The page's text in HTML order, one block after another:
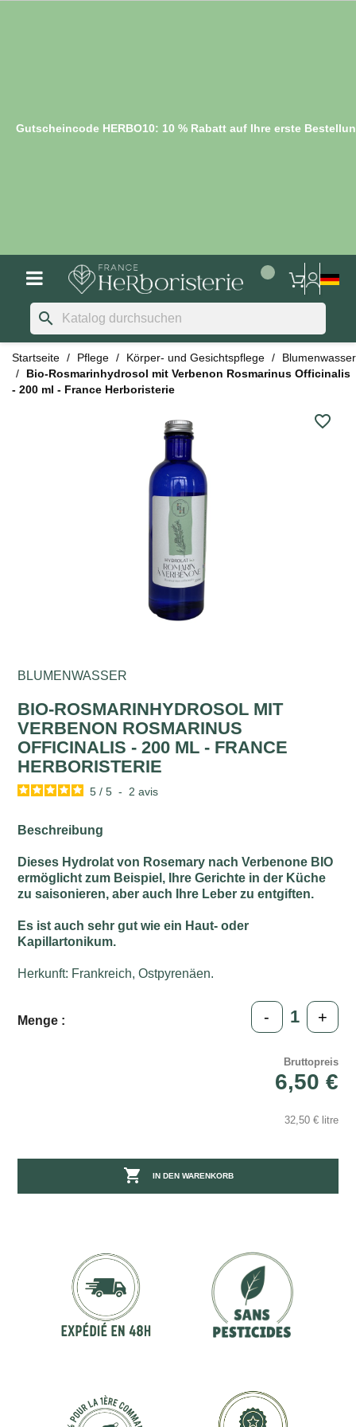
Gutscheincode HERBO10: 10 % Rabatt auf Ihre erste
search
Startseite Pflege Körper- und Gesichtspflege
Blumenwasser
Bio-Rosmarinhydrosol mit Verbenon Rosmarinus Officinalis
- 200 ml - France Herboristerie
favorite_border
BLUMENWASSER
BIO-ROSMARINHYDROSOL MIT
VERBENON ROSMARINUS
OFFICINALIS - 200 ML - FRANCE
HERBORISTERIE
5 / 5 - 2avis
Beschreibung
Dieses Hydrolat von Rosemary nach Verbenone BIO
ermöglicht zum Beispiel, Ihre Gerichte in der Küche
zu saisonieren, aber auch Ihre Leber zu entgiften.
Es ist auch sehr gut wie ein Haut- oder
Kapillartonikum.
Herkunft: Frankreich, Ostpyrenäen.
Menge : - +
Bruttopreis
6,50 €
32,50 € litre
 IN DEN WARENKORB